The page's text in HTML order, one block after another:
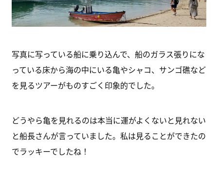
写真に写っている船に乗り込んで、船のガラス張りにな
っている床から海の中にいる亀やシャコ、サンゴ礁など
を見るツアーがものすごく印象的でした。
どうやら亀を見れるのは本当に運がよくないと見れない
と船長さんが言っていました。私は見ることができたの
でラッキーでしたね！